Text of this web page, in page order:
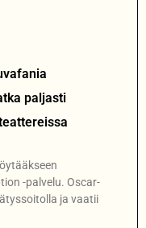
paljasti
-palvelu. Oscar-
ja vaatii